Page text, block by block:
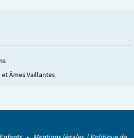
Âmes Vaillantes